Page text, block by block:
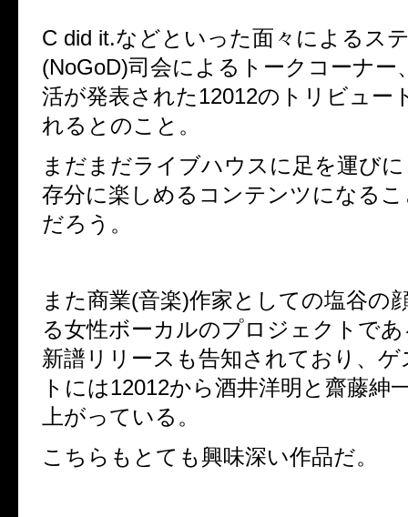
C did it.などといった面々によるス
(NoGoD)司会によるトークコーナー
活が発表された12012のトリビュー
れるとのこと。
まだまだライブハウスに足を運び
存分に楽しめるコンテンツになる
だろう。
また商業(音楽)作家としての塩谷の
る女性ボーカルのプロジェクトで
新譜リリースも告知されており、
トには12012から酒井洋明と齋藤紳
上がっている。
こちらもとても興味深い作品だ。